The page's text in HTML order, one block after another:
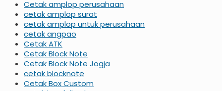
Cetak amplop perusahaan
cetak amplop surat
cetak amplop untuk perusahaan
cetak angpao
Cetak ATK
Cetak Block Note
Cetak Block Note Jogja
cetak blocknote
Cetak Box Custom